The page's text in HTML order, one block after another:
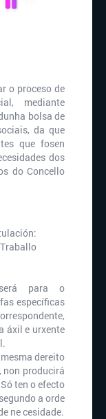
o proceso de
mediante
bolsa de
da que
que fosen
dos
do Concello
para o
específicas
áxil e urxente
dereito
non producirá
ten o efecto
a orde
ne cesidade.